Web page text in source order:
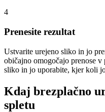
4
Prenesite rezultat
Ustvarite urejeno sliko in jo
običajno omogočajo prenose
sliko in jo uporabite, kjer koli
Kdaj brezplačno
spletu